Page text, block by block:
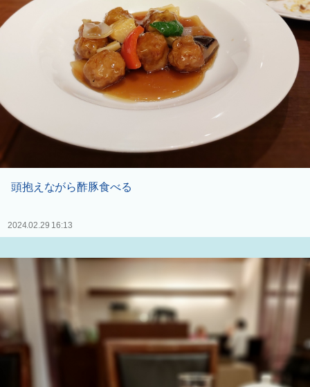
頭抱えながら酢豚食べる
2024.02.29 16:13